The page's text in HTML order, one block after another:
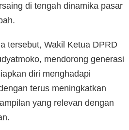
di tengah dinamika pasar
tersebut, Wakil Ketua DPRD
mendorong generasi
diri menghadapi
terus meningkatkan
yang relevan dengan